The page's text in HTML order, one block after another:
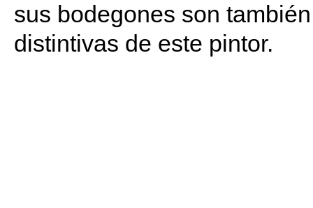
sus bodegones son
distintivas de este pintor.